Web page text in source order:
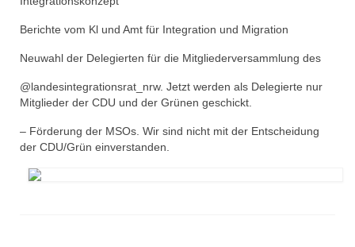
Berichte vom Kl und Amt für Integration und Migration
Neuwahl der Delegierten für die Mitgliederversammlung des
@landesintegrationsrat_nrw. Jetzt werden als Delegierte nur
Mitglieder der CDU und der Grünen geschickt.
– Förderung der MSOs. Wir sind nicht mit der Entscheidung
der CDU/Grün einverstanden.